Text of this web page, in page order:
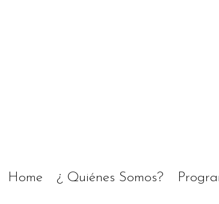
Home ¿ Quiénes Somos?